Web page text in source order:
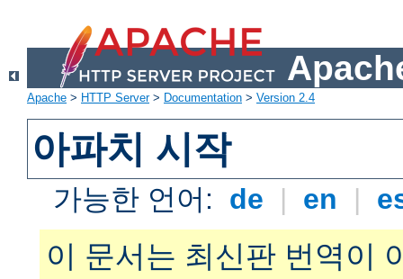
Apache > HTTP Server> Documentation > Version 2.4
아파치 시작
가능한 언어: de | en |
이 문서는 최신판 번역이